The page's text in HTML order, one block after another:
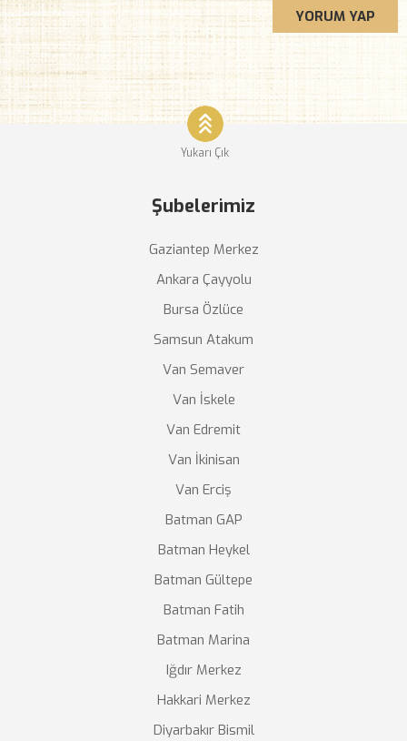
YORUM YAP
Yukarı Çık
Şubelerimiz
Gaziantep Merkez
Ankara Çayyolu
Bursa Özlüce
Samsun Atakum
Van Semaver
Van İskele
Van Edremit
Van İkinisan
Van Erciş
Batman GAP
Batman Heykel
Batman Gültepe
Batman Fatih
Batman Marina
Iğdır Merkez
Hakkari Merkez
Diyarbakır Bismil